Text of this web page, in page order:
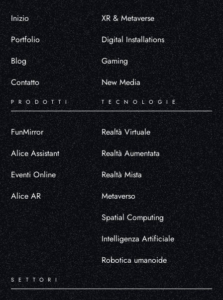
Inizio
Portfolio
Blog
Contatto
XR & Metaverse
Digital Installations
Gaming
New Media
PRODOTTI
FunMirror
Alice Assistant
Eventi Online
Alice AR
TECNOLOGIE
Realtà Virtuale
Realtà Aumentata
Realtà Mista
Metaverso
Spatial Computing
Intelligenza Artificiale
Robotica umanoide
SETTORI